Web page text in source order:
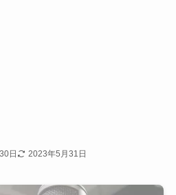
日 2023年5月31日